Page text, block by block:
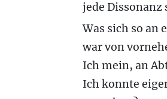
jede
Was sich so an
war von
Ich mein, an
Ich konnte